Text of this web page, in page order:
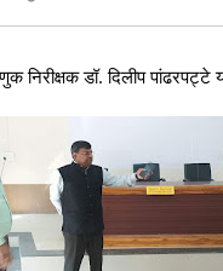
निरीक्षक डॉ. दिलीप पांढरपट्टे